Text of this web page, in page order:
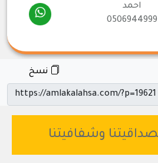
احمد
0506944999
وشفافيتنا